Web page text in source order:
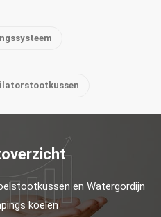
en Watergordijn
koelen